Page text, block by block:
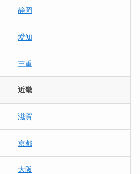
静岡
愛知
三重
近畿
滋賀
京都
大阪